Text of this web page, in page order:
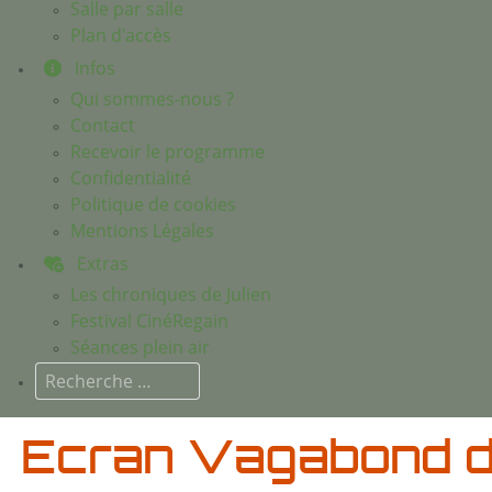
Salle par salle
Plan d'accès
Infos
Qui sommes-nous ?
Contact
Recevoir le programme
Confidentialité
Politique de cookies
Mentions Légales
Extras
Les chroniques de Julien
Festival CinéRegain
Séances plein air
Rechercher
Ecran Vagabond